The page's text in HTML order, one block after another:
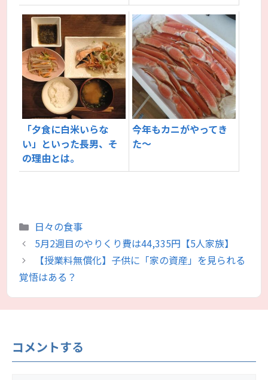
「夕食に白米いらな
い」といった長男、そ
の理由とは。
今年もカニがやってき
た～
カ
テ
ゴ
リ
ー
日々の食事
5月2週目のやりくり費は44,335円【5人家族】
【授業料無償化】子供に「家の資産」を見られる
覚悟はある？
コメントする